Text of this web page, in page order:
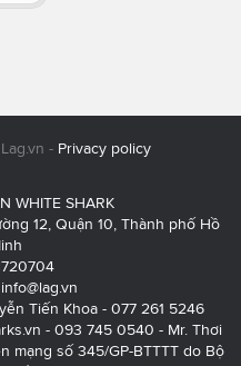
- Privacy policy
WHITE SHARK
12, Quận 10, Thành phố Hồ
info@lag.vn
Tiến Khoa - 077 261 5246
- 093 745 0540 - Mr. Thơi
mạng số 345/GP-BTTTT do Bộ